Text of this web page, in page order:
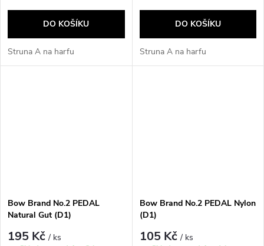
DO KOŠÍKU
Struna A na harfu
DO KOŠÍKU
Struna A na harfu
Bow Brand No.2 PEDAL
Natural Gut (D1)
195 Kč/ ks
Bow Brand No.2 PEDAL Nylon
(D1)
105 Kč/ ks